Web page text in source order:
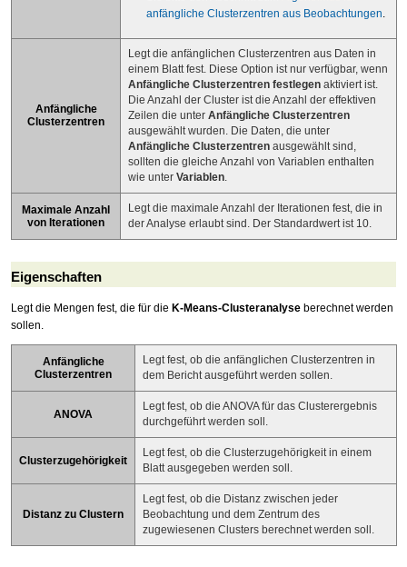
anfängliche Clusterzentren aus Beobachtungen
Anfängliche
Clusterzentren
Legt die anfänglichen Clusterzentren aus Daten in
einem Blatt fest. Diese Option ist nur verfügbar, wenn
Anfängliche Clusterzentren festlegen aktiviert ist.
Die Anzahl der Cluster ist die Anzahl der effektiven
Zeilen die unter Anfängliche Clusterzentren
ausgewählt wurden. Die Daten, die unter
Anfängliche Clusterzentren ausgewählt sind,
sollten die gleiche Anzahl von Variablen enthalten
wie unter Variablen.
Maximale Anzahl
von Iterationen
Legt die maximale Anzahl der Iterationen fest, die in
der Analyse erlaubt sind. Der Standardwert ist 10.
Eigenschaften
Legt die Mengen fest, die für die K-Means-Clusteranalyse berechnet werden
sollen.
Anfängliche
Clusterzentren
Legt fest, ob die anfänglichen Clusterzentren in
dem Bericht ausgeführt werden sollen.
ANOVA
Legt fest, ob die ANOVA für das Clusterergebnis
durchgeführt werden soll.
Clusterzugehörigkeit
Legt fest, ob die Clusterzugehörigkeit in einem
Blatt ausgegeben werden soll.
Distanz zu Clustern
Legt fest, ob die Distanz zwischen jeder
Beobachtung und dem Zentrum des
zugewiesenen Clusters berechnet werden soll.